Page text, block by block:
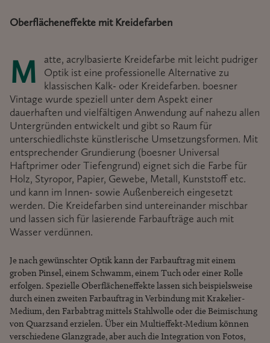
Oberflächeneffekte mit Kreidefarben
Matte, acrylbasierte Kreidefarbe mit leicht pudriger
Optik ist eine professionelle Alternative zu
klassischen Kalk- oder Kreidefarben. boesner
Vintage wurde speziell unter dem Aspekt einer
dauerhaften und vielfältigen Anwendung auf nahezu allen
Untergründen entwickelt und gibt so Raum für
unterschiedlichste künstlerische Umsetzungsformen. Mit
entsprechender Grundierung (boesner Universal
Haftprimer oder Tiefengrund) eignet sich die Farbe für
Holz, Styropor, Papier, Gewebe, Metall, Kunststoff etc.
und kann im Innen- sowie Außenbereich eingesetzt
werden. Die Kreidefarben sind untereinander mischbar
und lassen sich für lasierende Farbaufträge auch mit
Wasser verdünnen.
Je nach gewünschter Optik kann der Farbauftrag mit einem
groben Pinsel, einem Schwamm, einem Tuch oder einer Rolle
erfolgen. Spezielle Oberflächeneffekte lassen sich beispielsweise
durch einen zweiten Farbauftrag in Verbindung mit Krakelier-
Medium, den Farbabtrag mittels Stahlwolle oder die Beimischung
von Quarzsand erzielen. Über ein Multieffekt-Medium können
verschiedene Glanzgrade, aber auch die Integration von Fotos,